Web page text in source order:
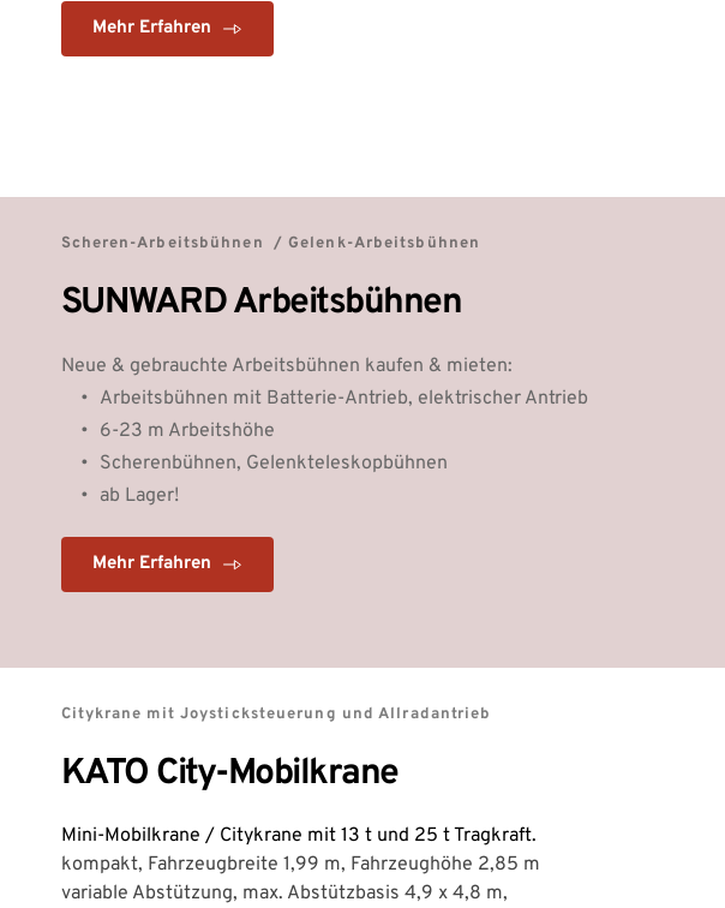
Mehr Erfahren
Scheren-Arbeitsbühnen  / Gelenk-Arbeitsbühnen
SUNWARD Arbeitsbühnen
Neue & gebrauchte Arbeitsbühnen kaufen & mieten:
Arbeitsbühnen mit Batterie-Antrieb, elektrischer Antrieb
6-23 m Arbeitshöhe
Scherenbühnen, Gelenkteleskopbühnen
ab Lager!
Mehr Erfahren
Citykrane mit Joysticksteuerung und Allradantrieb
KATO City-Mobilkrane
Mini-Mobilkrane / Citykrane mit 13 t und 25 t Tragkraft.
kompakt, Fahrzeugbreite 1,99 m, Fahrzeughöhe 2,85 m
variable Abstützung, max. Abstützbasis 4,9 x 4,8 m,